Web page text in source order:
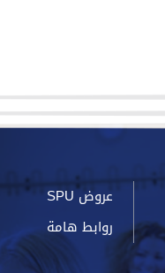
عروض SPU
روابط هامة